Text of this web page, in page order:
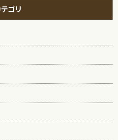
ゴリ